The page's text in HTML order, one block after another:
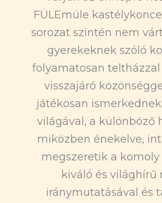
FÜLEmüle
sorozat szintén nem
gyerekeknek szóló
folyamatosan teltházzal
visszajáró
játékosan
világával, a különböző
miközben énekelve,
megszeretik a
kiváló és világhírű
iránymutatásával és